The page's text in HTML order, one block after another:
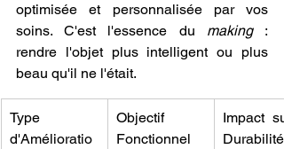
optimisée et personnalisée par vos
soins. C'est l'essence du making :
rendre l'objet plus intelligent ou plus
beau qu'il ne l'était.
Type
d'Amélioratio
Objectif
Fonctionnel
Impact
Durabilité